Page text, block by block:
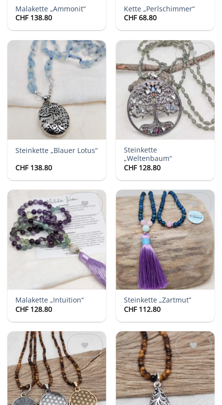
Malakette „Ammonit“
CHF138.80
Kette „Perlschimmer“
CHF68.80
Steinkette „Blauer Lotus“
CHF138.80
Auf die
Wunschliste
Steinkette
„Weltenbaum“
CHF128.80
Auf die
Wunschliste
Malakette „Intuition“
CHF128.80
Auf die
Wunschliste
Steinkette „Zartmut“
CHF112.80
Auf die
Wunschliste
Auf die
Wunschliste